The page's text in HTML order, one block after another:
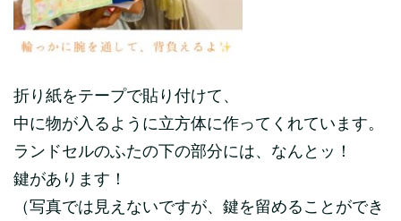
折り紙をテープで貼り付けて、
中に物が入るように立方体に作ってくれています。
ランドセルのふたの下の部分には、なんとッ！
鍵があります！
（写真では見えないですが、鍵を留めることができ